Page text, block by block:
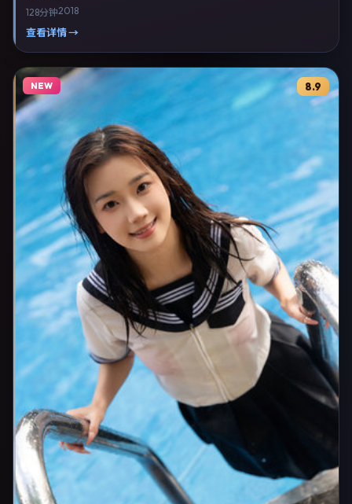
后期，同年季度档期内全渠道上线与二轮放映。影片在节奏、摄影与配乐
上强调沉浸体验，可作为片单推荐、影评长文与专题策划的引用素材。
128分钟2018
查看详情 →
NEW 8.9